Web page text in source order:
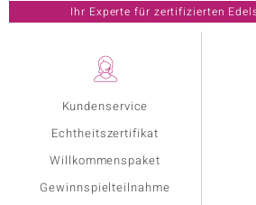
Kundenservice
Echtheitszertifikat
Willkommenspaket
Gewinnspielteilnahme
Ihr Experte für zertifizierten